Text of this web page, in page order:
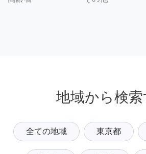
地域から検索
全ての地域 東京都